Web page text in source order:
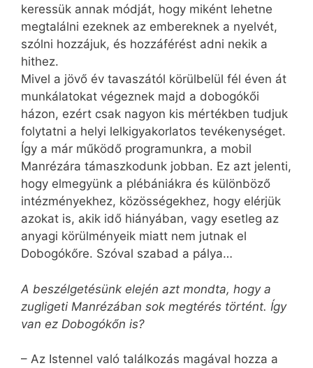
keressük annak módját, hogy miként lehetne
megtalálni ezeknek az embereknek a nyelvét,
szólni hozzájuk, és hozzáférést adni nekik a
hithez.
Mivel a jövő év tavaszától körülbelül fél éven át
munkálatokat végeznek majd a dobogókői
házon, ezért csak nagyon kis mértékben tudjuk
folytatni a helyi lelkigyakorlatos tevékenységet.
Így a már működő programunkra, a mobil
Manrézára támaszkodunk jobban. Ez azt jelenti,
hogy elmegyünk a plébániákra és különböző
intézményekhez, közösségekhez, hogy elérjük
azokat is, akik idő hiányában, vagy esetleg az
anyagi körülményeik miatt nem jutnak el
Dobogókőre. Szóval szabad a pálya…
A beszélgetésünk elején azt mondta, hogy a
zugligeti Man­ré­zában sok megtérés történt. Így
van ez Dobogókőn is?
– Az Istennel való találkozás magával hozza a